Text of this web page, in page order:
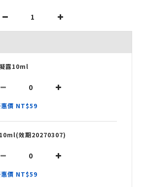
露10ml
價 NT$59
效期20270307)
價 NT$59